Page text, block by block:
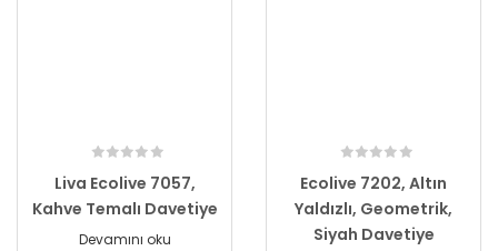
Liva Ecolive 7057,
Kahve Temalı Davetiye
Devamını oku
Ecolive 7202, Altın
Yaldızlı, Geometrik,
Siyah Davetiye